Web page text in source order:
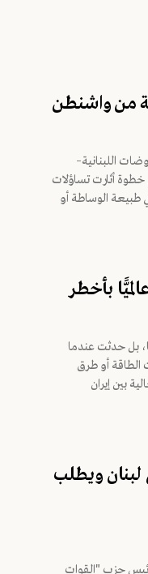
من واشنطن
اللبنانية–
خطوة أثارت تساؤلات
طبيعة الوساطة أو
بأخطر
بل حدثت عندما
الطاقة أو طرق
بين إيران
ويطلب
حزب "القوات